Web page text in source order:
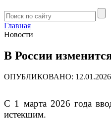
Главная
Новости
В России
ОПУБЛИКОВАНО: 12.01.2026
С 1 марта 2026 года
истекшим.